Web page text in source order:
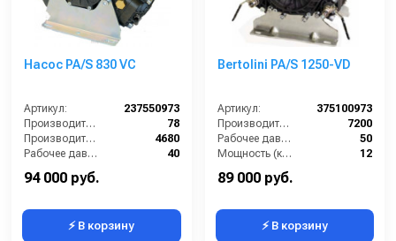
Насос PA/S 830 VC
Артикул:
237550973
Производительность (л/мин):
78
Производительность (л/ч):
4680
Рабочее давление (бар):
40
Мощность (кВт):
94 000 руб.
⚡ В корзину
Bertolini PA/S 1250-VD
Артикул:
375100973
Производительность (л/ч):
7200
Рабочее давление (бар):
50
Мощность (кВт):
12
89 000 руб.
⚡ В корзину